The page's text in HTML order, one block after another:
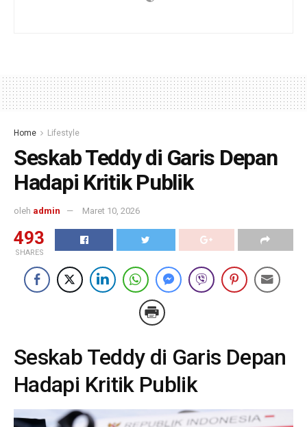
Home Lifestyle
Seskab Teddy di Garis Depan
Hadapi Kritik Publik
oleh admin Maret 10, 2026
493
SHARES
Seskab Teddy di Garis Depan
Hadapi Kritik Publik